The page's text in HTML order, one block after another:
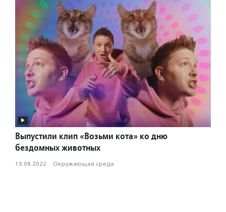
Выпустили клип «Возьми кота» ко дню
бездомных животных
19.08.2022 · Окружающая среда